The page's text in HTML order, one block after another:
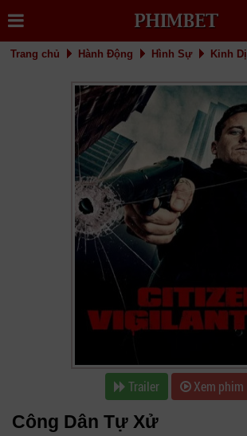
Trang chủ Hành Động Hình Sự Kinh Dị
Trailer Xem phim
Công Dân Tự Xử